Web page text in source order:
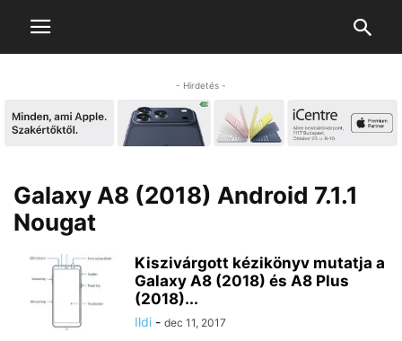
- Hirdetés -
Galaxy A8 (2018) Android 7.1.1
Nougat
Kiszivárgott kézikönyv mutatja a
Galaxy A8 (2018) és A8 Plus
(2018)...
Ildi - dec 11, 2017